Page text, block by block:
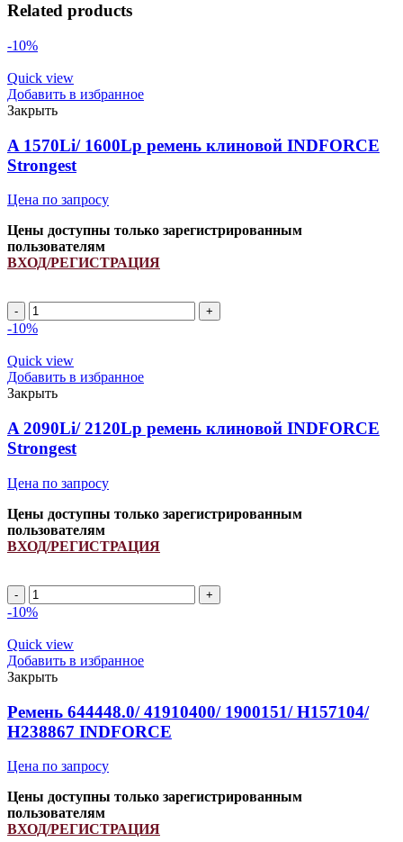
Related products
-10%
Quick view
Добавить в избранное
Закрыть
A 1570Li/ 1600Lp ремень клиновой INDFORCE
Strongest
Цена по запросу
Цены доступны только зарегистрированным
пользователям
ВХОД/РЕГИСТРАЦИЯ
A
1570Li/
ремень
клиновой
INDFORCE
Strongest
quantity
-10%
Quick view
Добавить в избранное
Закрыть
A 2090Li/ 2120Lp ремень клиновой INDFORCE
Strongest
Цена по запросу
Цены доступны только зарегистрированным
пользователям
ВХОД/РЕГИСТРАЦИЯ
A
2090Li/
ремень
клиновой
INDFORCE
Strongest
quantity
-10%
Quick view
Добавить в избранное
Закрыть
Ремень 644448.0/ 41910400/ 1900151/ H157104/
H238867 INDFORCE
Цена по запросу
Цены доступны только зарегистрированным
пользователям
ВХОД/РЕГИСТРАЦИЯ